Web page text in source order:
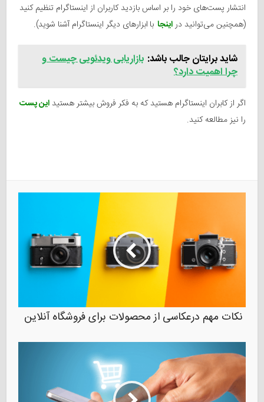
انتشار پست‌های خود را بر اساس بازدید کاربران از اینستاگرام تنظیم کنید
(همچنین می‌توانید دراینجا با ابزارهای دیگر اینستاگرام آشنا شوید).
شاید برایتان جالب باشد: بازاریابی ویدئو‌یی چیست و
چرا اهمیت دارد؟
اگر از کابران اینستاگرام هستید که به فکر فروش بیشتر هستیداین پست
را نیز مطالعه کنید.
نکات مهم درعکاسی از محصولات برای فروشگاه آنلاین